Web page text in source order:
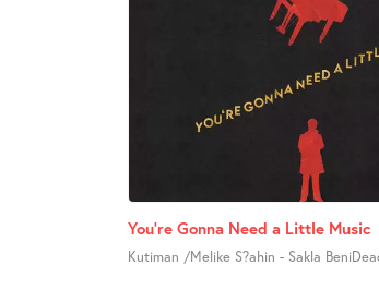
You’re Gonna Need a Little Music
Kutiman /Melike S?ahin - Sakla